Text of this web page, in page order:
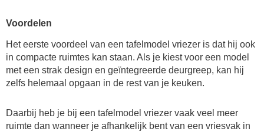
Voordelen
Het eerste voordeel van een tafelmodel vriezer is dat hij ook
in compacte ruimtes kan staan. Als je kiest voor een model
met een strak design en geïntegreerde deurgreep, kan hij
zelfs helemaal opgaan in de rest van je keuken.
Daarbij heb je bij een tafelmodel vriezer vaak veel meer
ruimte dan wanneer je afhankelijk bent van een vriesvak in